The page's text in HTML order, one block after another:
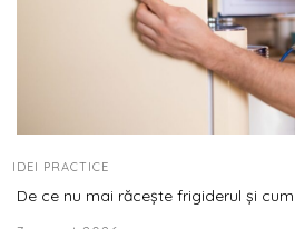
IDEI PRACTICE
De ce nu mai răcește frigiderul și